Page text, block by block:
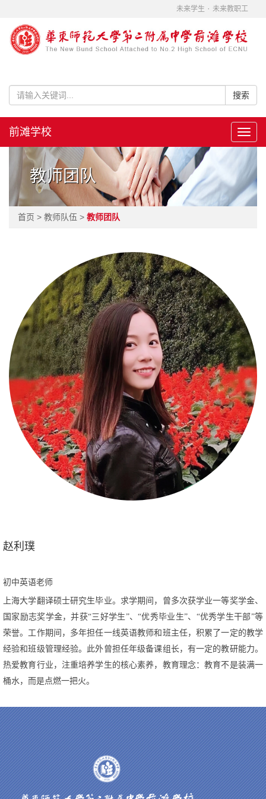
未来学生 · 未来教职工
前滩学校
教师团队
首页 > 教师队伍 > 教师团队
赵利璞
初中英语老师
上海大学翻译硕士研究生毕业。求学期间，曾多次获学业一等奖学金、
国家励志奖学金，并获“三好学生”、“优秀毕业生”、“优秀学生干部”等
荣誉。工作期间，多年担任一线英语教师和班主任，积累了一定的教学
经验和班级管理经验。此外曾担任年级备课组长，有一定的教研能力。
热爱教育行业，注重培养学生的核心素养，教育理念：教育不是装满一
桶水，而是点燃一把火。